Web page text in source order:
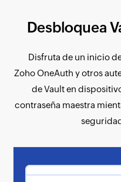
Desbloquea
Disfruta de un inicio
Zoho OneAuth y otros
de Vault en
contraseña maestra